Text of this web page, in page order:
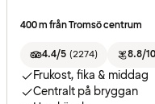
400 m från Tromsö centrum
4.4/5 (2274) 8.8/10
Frukost, fika & middag
Centralt på bryggan